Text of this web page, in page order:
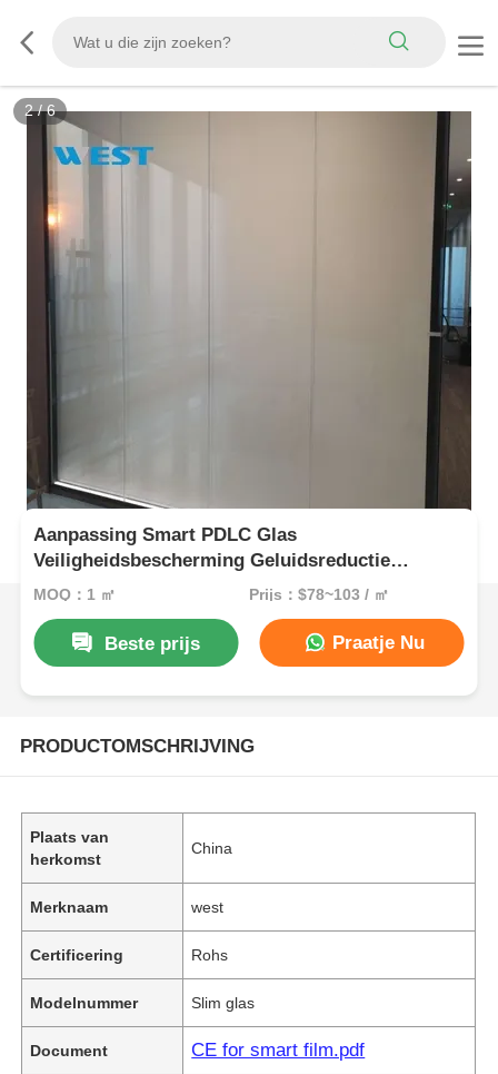
3/6
Aanpassing Smart PDLC Glas
Veiligheidsbescherming Geluidsreductie
Vloeibare kristal gelaagd glas
MOQ：1 ㎡ Prijs：$78~103 / ㎡
Beste prijs Praatje Nu
PRODUCTOMSCHRIJVING
Plaats van
herkomst
China
Merknaam west
Certificering Rohs
Modelnummer Slim glas
Document CE for smart film.pdf